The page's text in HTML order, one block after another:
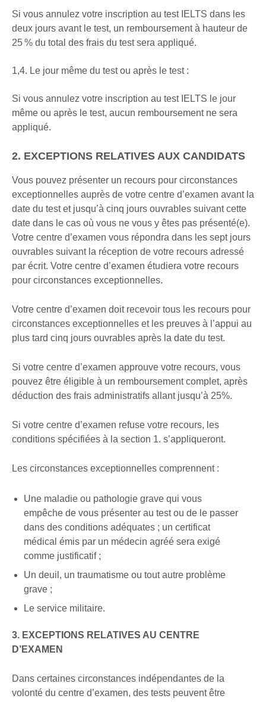
Si vous annulez votre inscription au test IELTS dans les
deux jours avant le test, un remboursement à hauteur de
25 % du total des frais du test sera appliqué.
1,4. Le jour même du test ou après le test :
Si vous annulez votre inscription au test IELTS le jour
même ou après le test, aucun remboursement ne sera
appliqué.
2. EXCEPTIONS RELATIVES AUX CANDIDATS
Vous pouvez présenter un recours pour circonstances
exceptionnelles auprès de votre centre d’examen avant la
date du test et jusqu’à cinq jours ouvrables suivant cette
date dans le cas où vous ne vous y êtes pas présenté(e).
Votre centre d’examen vous répondra dans les sept jours
ouvrables suivant la réception de votre recours adressé
par écrit. Votre centre d’examen étudiera votre recours
pour circonstances exceptionnelles.
Votre centre d’examen doit recevoir tous les recours pour
circonstances exceptionnelles et les preuves à l’appui au
plus tard cinq jours ouvrables après la date du test.
Si votre centre d’examen approuve votre recours, vous
pouvez être éligible à un remboursement complet, après
déduction des frais administratifs allant jusqu’à 25%.
Si votre centre d’examen refuse votre recours, les
conditions spécifiées à la section 1. s’appliqueront.
Les circonstances exceptionnelles comprennent :
Une maladie ou pathologie grave qui vous
empêche de vous présenter au test ou de le passer
dans des conditions adéquates ; un certificat
médical émis par un médecin agréé sera exigé
comme justificatif ;
Un deuil, un traumatisme ou tout autre problème
grave ;
Le service militaire.
3. EXCEPTIONS RELATIVES AU CENTRE
D’EXAMEN
Dans certaines circonstances indépendantes de la
volonté du centre d’examen, des tests peuvent être